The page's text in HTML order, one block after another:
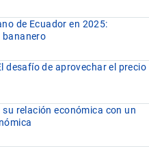
de Ecuador en 2025:
bananero
desafío de aprovechar el precio
relación económica con un